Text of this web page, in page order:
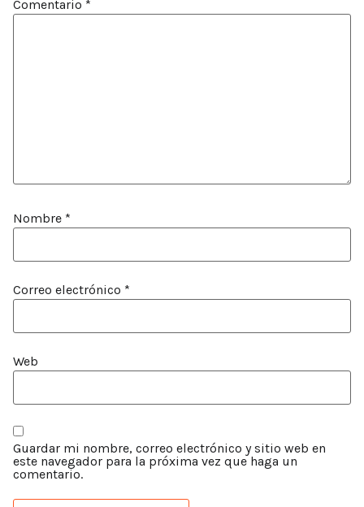
Comentario *
Nombre *
Correo electrónico *
Web
Guardar mi nombre, correo electrónico y sitio web en
este navegador para la próxima vez que haga un
comentario.